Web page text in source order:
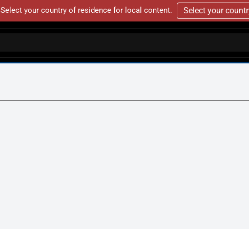
Select your country of residence for local content. Select your